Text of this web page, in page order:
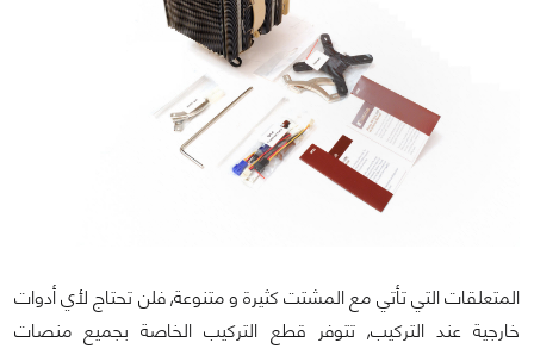
المتعلقات التي تأتي مع المشتت كثيرة و متنوعة, فلن تحتاج لأي أدوات
خارجية عند التركيب, تتوفر قطع التركيب الخاصة بجميع منصات